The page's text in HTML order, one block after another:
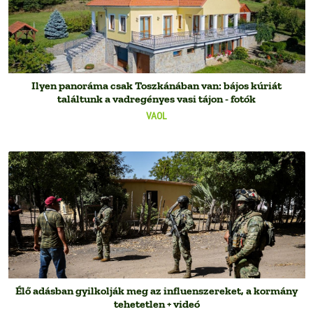
VAOL
Ilyen panoráma csak Toszkánában van: bájos kúriát
találtunk a vadregényes vasi tájon - fotók
Élő adásban gyilkolják meg az influenszereket, a kormány
tehetetlen + videó